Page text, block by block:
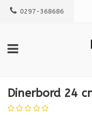
0297-368686
Dinerbord 24